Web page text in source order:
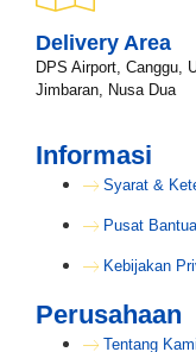
Delivery Area
DPS Airport, Canggu,
Jimbaran, Nusa Dua
Informasi
Syarat &
Pusat
Kebijakan
Perusahaan
Tentang Kami